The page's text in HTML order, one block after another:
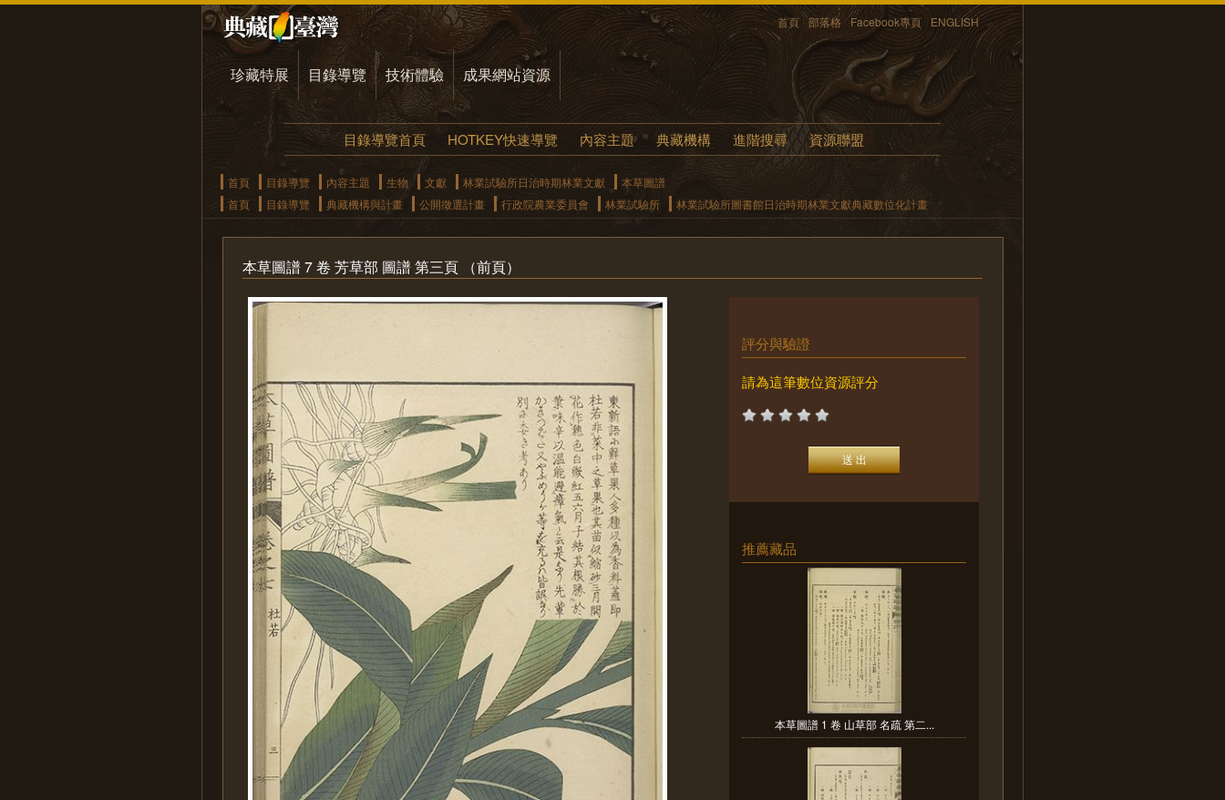
首頁 部落格 Facebook專頁 ENGLISH
珍藏特展 目錄導覽 技術體驗 成果網站資源
目錄導覽首頁 HOTKEY快速導覽 內容主題 典藏機構 進階搜尋 資源聯盟
首頁 目錄導覽 內容主題 生物 文獻 林業試驗所日治時期林業文獻
本草圖譜
首頁
目錄導覽 典藏機構與計畫 公開徵選計畫 行政院農業委員會 林業試驗所 林業試驗所圖書館日治時期林業文獻典藏數位化計畫
本草圖譜 7 卷 芳草部 圖譜 第三頁 （前頁）
評分與驗證
請為這筆數位資源評分
推薦藏品
本草圖譜 1 卷 山草部 名疏 第二...